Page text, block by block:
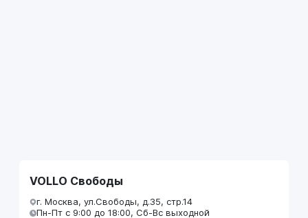
VOLLO Свободы
г. Москва, ул.Свободы, д.35, стр.14
Пн-Пт с 9:00 до 18:00, Сб-Вс выходной